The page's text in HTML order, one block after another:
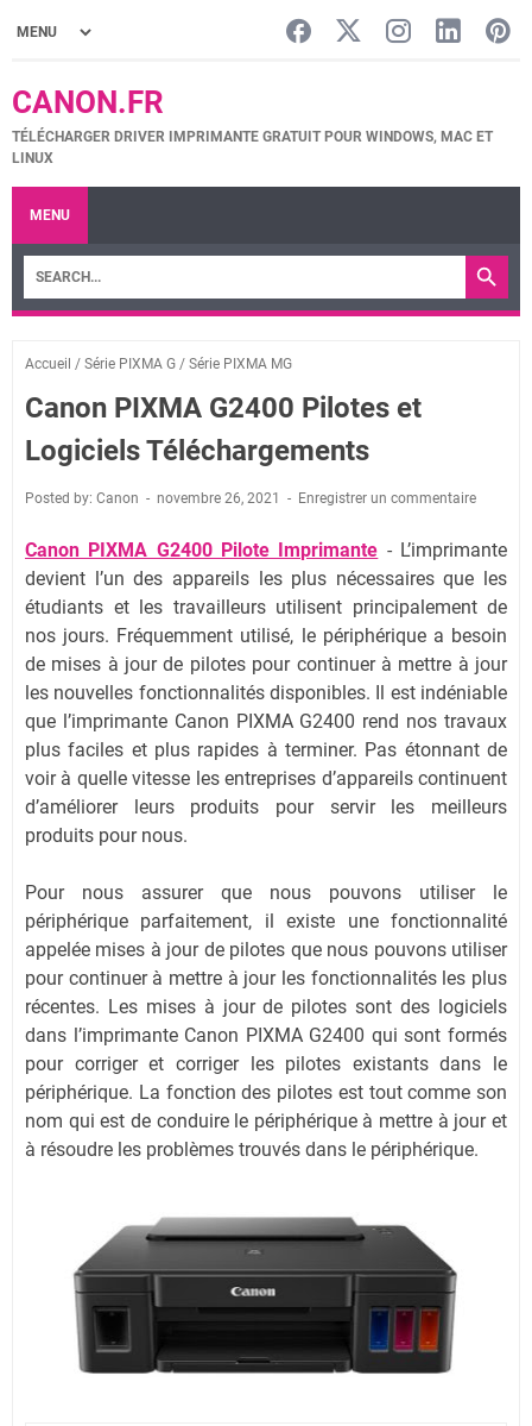
CANON.FR
TÉLÉCHARGER DRIVER IMPRIMANTE GRATUIT POUR WINDOWS, MAC ET
LINUX
MENU
Accueil / Série PIXMA G / Série PIXMA MG
Canon PIXMA G2400 Pilotes et
Logiciels Téléchargements
Posted by: Canon novembre 26, 2021 Enregistrer un commentaire
Canon PIXMA G2400 Pilote Imprimante - L’imprimante
devient l’un des appareils les plus nécessaires que les
étudiants et les travailleurs utilisent principalement de
nos jours. Fréquemment utilisé, le périphérique a besoin
de mises à jour de pilotes pour continuer à mettre à jour
les nouvelles fonctionnalités disponibles. Il est indéniable
que l’imprimante Canon PIXMA G2400 rend nos travaux
plus faciles et plus rapides à terminer. Pas étonnant de
voir à quelle vitesse les entreprises d’appareils continuent
d’améliorer leurs produits pour servir les meilleurs
produits pour nous.
Pour nous assurer que nous pouvons utiliser le
périphérique parfaitement, il existe une fonctionnalité
appelée mises à jour de pilotes que nous pouvons utiliser
pour continuer à mettre à jour les fonctionnalités les plus
récentes. Les mises à jour de pilotes sont des logiciels
dans l’imprimante Canon PIXMA G2400 qui sont formés
pour corriger et corriger les pilotes existants dans le
périphérique. La fonction des pilotes est tout comme son
nom qui est de conduire le périphérique à mettre à jour et
à résoudre les problèmes trouvés dans le périphérique.